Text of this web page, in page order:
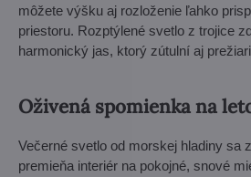
môžete výšku aj rozloženie ľahko
priestoru. Rozptýlené svetlo z trojice
harmonický jas, ktorý zútulní aj
Oživená spomienka na
Večerné svetlo od morskej hladiny sa
premieňa interiér na pokojné, snové